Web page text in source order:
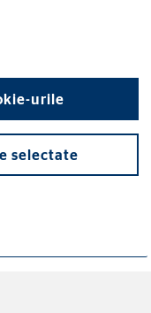
—
Broker de
urile
selectate